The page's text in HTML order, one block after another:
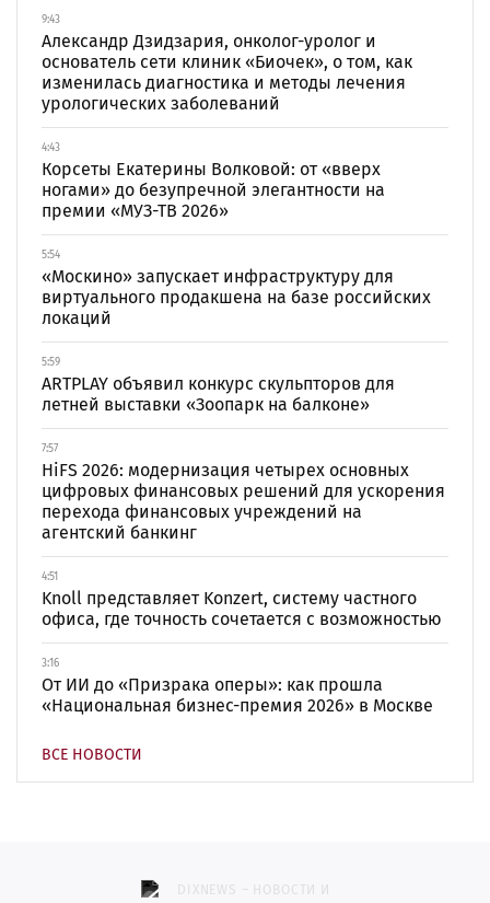
9:43
Александр Дзидзария, онколог-уролог и
основатель сети клиник «Биочек», о том, как
изменилась диагностика и методы лечения
урологических заболеваний
4:43
Корсеты Екатерины Волковой: от «вверх
ногами» до безупречной элегантности на
премии «МУЗ-ТВ 2026»
5:54
«Москино» запускает инфраструктуру для
виртуального продакшена на базе российских
локаций
5:59
ARTPLAY объявил конкурс скульпторов для
летней выставки «Зоопарк на балконе»
7:57
HiFS 2026: модернизация четырех основных
цифровых финансовых решений для ускорения
перехода финансовых учреждений на
агентский банкинг
4:51
Knoll представляет Konzert, систему частного
офиса, где точность сочетается с возможностью
3:16
От ИИ до «Призрака оперы»: как прошла
«Национальная бизнес-премия 2026» в Москве
ВСЕ НОВОСТИ